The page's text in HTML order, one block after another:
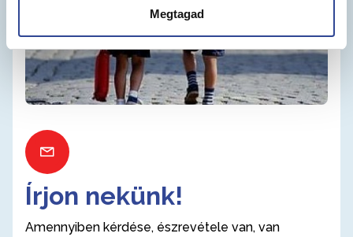
Megtagad
Írjon nekünk!
Amennyiben kérdése, észrevétele van, van